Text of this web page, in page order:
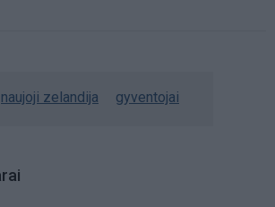
naujoji zelandija gyventojai